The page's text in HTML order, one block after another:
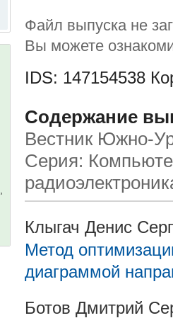
Файл выпуска не
Вы можете
IDS: 147154538
Содержание
Вестник Южно-
Серия:
Клыгач Денис
Метод
диаграммой
Ботов Дмитрий